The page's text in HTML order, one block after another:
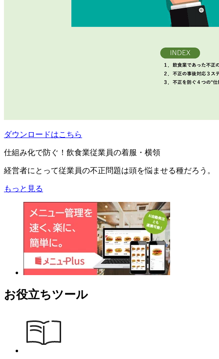
ダウンロードはこちら
仕組み化で防ぐ！飲食業従業員の着服・横領
経営者にとって従業員の不正問題は頭を悩ませる種だろう。
もっと見る
お役立ちツール